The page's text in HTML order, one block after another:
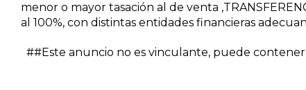
menor o mayor tasación al de venta
al 100%, con distintas entidades financieras
##Este anuncio no es vinculante, puede